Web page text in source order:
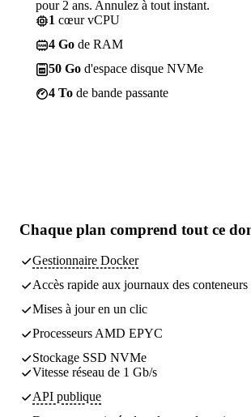
pour 2 ans. Annulez à tout instant.
1 cœur vCPU
4 Go de RAM
50 Go d'espace disque NVMe
4 To de bande passante
Chaque plan comprend tout ce
Gestionnaire Docker
Accès rapide aux journaux des conteneurs
Mises à jour en un clic
Processeurs AMD EPYC
Stockage SSD NVMe
Vitesse réseau de 1 Gb/s
API publique